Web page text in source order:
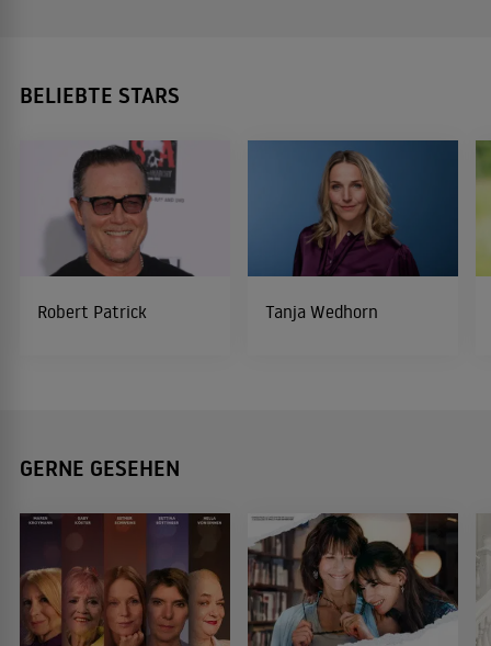
BELIEBTE STARS
Robert Patrick Tanja Wedhorn
GERNE GESEHEN